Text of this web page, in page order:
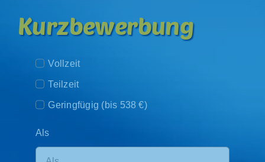
Kurzbewerbung
Vollzeit
Teilzeit
Geringfügig (bis 538 €)
Als